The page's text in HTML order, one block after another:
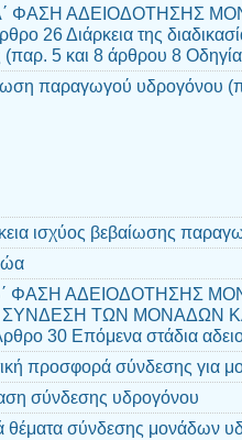
ΦΑΣΗ ΑΔΕΙΟΔΟΤΗΣΗΣ
26 Διάρκεια της
(παρ. 5 και 8 άρθρου 8
παραγωγού υδρογόνου
ισχύος βεβαίωσης
ΦΑΣΗ ΑΔΕΙΟΔΟΤΗΣΗΣ
ΤΩΝ ΜΟΝΑΔΩΝ
30 Επόμενα στάδια
προσφορά σύνδεσης για
σύνδεσης υδρογόνου
θέματα σύνδεσης μονάδων